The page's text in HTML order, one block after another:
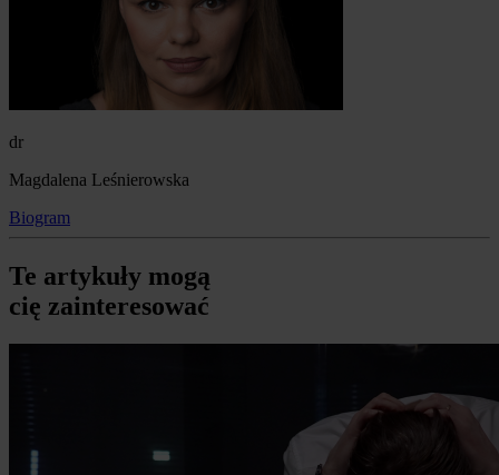
dr
Magdalena Leśnierowska
Biogram
Te artykuły mogą
cię zainteresować